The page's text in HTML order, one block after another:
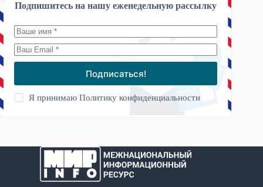
Подпишитесь на нашу еженедельную рассылку
Подписаться!
Я принимаюПолитику конфиденциальности